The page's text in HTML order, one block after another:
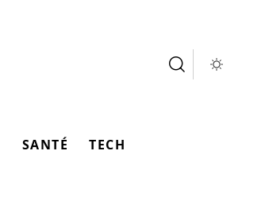
SANTÉ TECH